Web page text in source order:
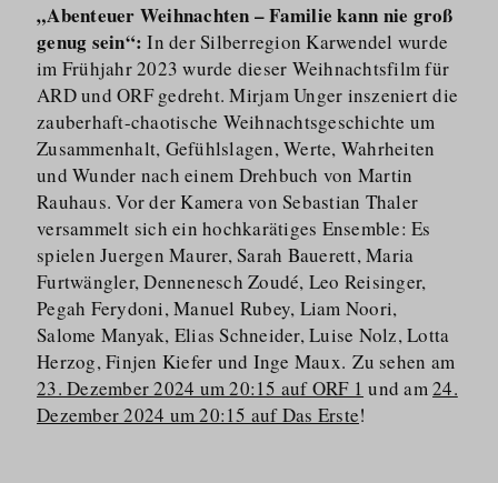
„Abenteuer Weihnachten – Familie kann nie groß
genug sein“: In der Silberregion Karwendel wurde
im Frühjahr 2023 wurde dieser Weihnachtsfilm für
ARD und ORF gedreht. Mirjam Unger inszeniert die
zauberhaft-chaotische Weihnachts­ge­schichte um
Zusammenhalt, Gefühlslagen, Werte, Wahrheiten
und Wunder nach einem Drehbuch von Martin
Rauhaus. Vor der Kamera von Sebastian Thaler
versammelt sich ein hochkarätiges Ensemble: Es
spielen Juergen Maurer, Sarah Bauerett, Maria
Furtwängler, Dennenesch Zoudé, Leo Reisinger,
Pegah Ferydoni, Manuel Rubey, Liam Noori,
Salome Manyak, Elias Schneider, Luise Nolz, Lotta
Herzog, Finjen Kiefer und Inge Maux. Zu sehen am
23. Dezember 2024 um 20:15 auf ORF 1 und am24.
Dezember 2024 um 20:15 auf Das Erste!